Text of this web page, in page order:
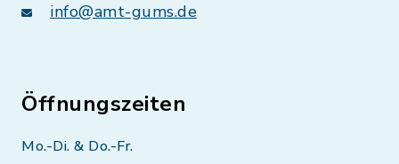
info@amt-gums.de
Öffnungszeiten
Mo.-Di. & Do.-Fr.